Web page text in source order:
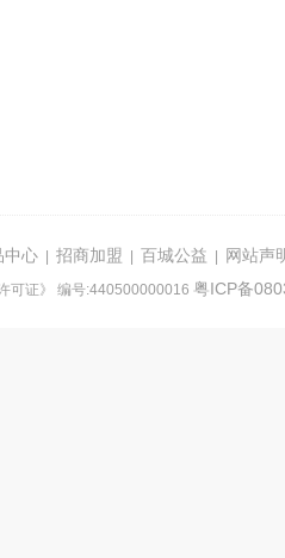
中心 招商加盟 百城公益 网站声
可证》 编号:440500000016 粤ICP备